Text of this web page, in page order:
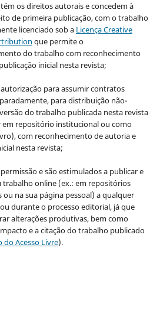
os direitos autorais e concedem à
de primeira publicação, com o trabalho
licenciado sob a Licença Creative
que permite o
do trabalho com reconhecimento
inicial nesta revista;
para assumir contratos
para distribuição não-
do trabalho publicada nesta revista
em repositório institucional ou como
com reconhecimento de autoria e
nesta revista;
e são estimulados a publicar e
trabalho online (ex.: em repositórios
ou na sua página pessoal) a qualquer
durante o processo editorial, já que
alterações produtivas, bem como
e a citação do trabalho publicado
do Acesso Livre).